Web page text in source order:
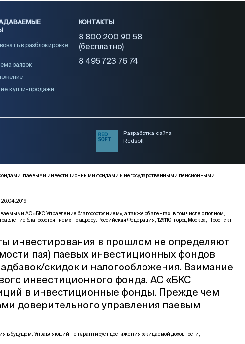
в разблокировке
заявок
купли-продажи
КОНТАКТЫ
8 800 200 90 58
(бесплатно)
8 495 723 76 74
Разработка сайта
Redsoft
фондами, паевыми инвестиционными фондами и негосударственными пенсионными
АО «БКС Управление благосостоянием», а также об агентах, в том числе о полном,
благосостоянием» по адресу: Российская Федерация, 129110, город Москва, Проспект
инвестирования в прошлом не определяют
пая) паевых инвестиционных фондов
скидок и налогообложения. Взимание
инвестиционного фонда. АО «БКС
в инвестиционные фонды. Прежде чем
доверительного управления паевым
в будущем. Управляющий не гарантирует достижения ожидаемой доходности,